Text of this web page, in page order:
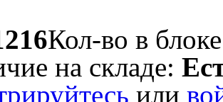
Кол-во в
на складе:
или